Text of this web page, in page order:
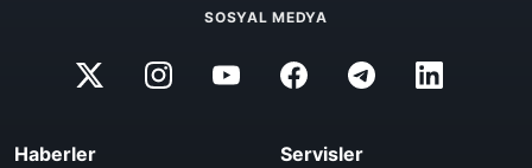
SOSYAL MEDYA
Haberler Servisler